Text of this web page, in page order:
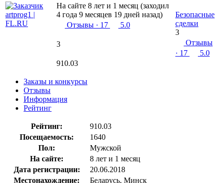
На сайте 8 лет и 1 месяц (заходил
4 года 9 месяцев 19 дней назад)
Отзывы · 17 5.0
3
910.03
Безопасные
сделки
3
Отзывы
· 17
5.0
Заказы и конкурсы
Отзывы
Информация
Рейтинг
Рейтинг:
910.03
Посещаемость:
1640
Пол:
Мужской
На сайте:
8 лет и 1 месяц
Дата регистрации:
20.06.2018
Местонахождение:
Беларусь, Минск